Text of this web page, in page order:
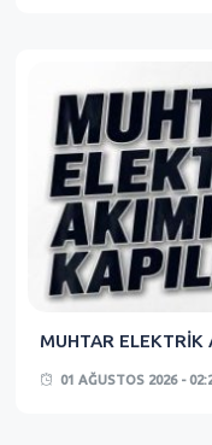
MUHTAR
01 AĞUSTOS 2026 -